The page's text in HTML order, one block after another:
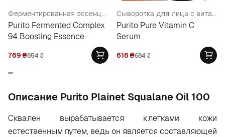
Ферментированная эссенция с ниацинамидом 3%
Purito Fermented Complex
94 Boosting Essence
769₴854₴
Сыворотка для лица с витамином С
Purito Pure Vitamin C
Serum
616₴684₴
Oписание Purito Plainet Squalane Oil 100
Сквален вырабатывается клетками кожи
естественным путем, ведь он является составляющей